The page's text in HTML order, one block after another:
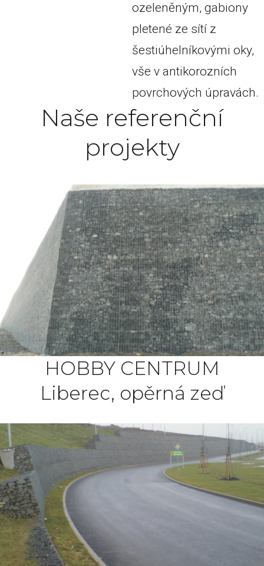
ozeleněným, gabiony
pletené ze sítí z
šestiúhelníkovými oky,
vše v antikorozních
povrchových úpravách.
Naše referenční
projekty
HOBBY CENTRUM
Liberec, opěrná zeď